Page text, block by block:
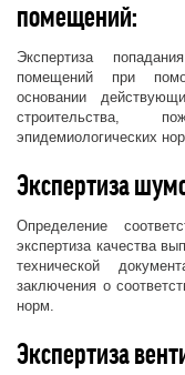
помещений:
Экспертиза
помещений при
основании
строительства,
эпидемиологических
Экспертиза
Определение
экспертиза качества
технической
заключения о
норм.
Экспертиза